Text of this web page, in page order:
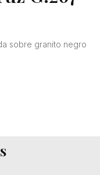
sobre granito negro